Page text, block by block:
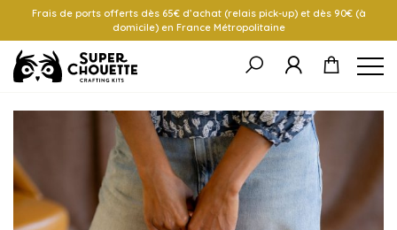
Frais de ports offerts dès 65€ d’achat (relais pick-up) et dès 90€ (à
domicile) en France Métropolitaine